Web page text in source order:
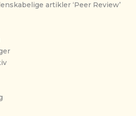
artikler ‘Peer Review’